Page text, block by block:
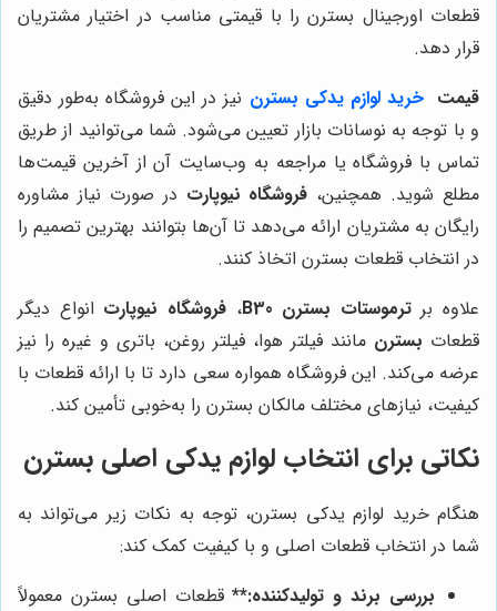
قطعات اورجینال بسترن را با قیمتی مناسب در اختیار مشتریان
قرار دهد.
قیمت خرید لوازم یدکی بسترن نیز در این فروشگاه به‌طور دقیق
و با توجه به نوسانات بازار تعیین می‌شود. شما می‌توانید از طریق
تماس با فروشگاه یا مراجعه به وب‌سایت آن از آخرین قیمت‌ها
مطلع شوید. همچنین، فروشگاه نیوپارت در صورت نیاز مشاوره
رایگان به مشتریان ارائه می‌دهد تا آن‌ها بتوانند بهترین تصمیم را
در انتخاب قطعات بسترن اتخاذ کنند.
علاوه برترموستات بسترن B30 ،فروشگاه نیوپارت انواع دیگر
قطعات بسترن مانند فیلتر هوا، فیلتر روغن، باتری و غیره را نیز
عرضه می‌کند. این فروشگاه همواره سعی دارد تا با ارائه قطعات با
کیفیت، نیازهای مختلف مالکان بسترن را به‌خوبی تأمین کند.
نکاتی برای انتخاب لوازم یدکی اصلی بسترن
هنگام خرید لوازم یدکی بسترن، توجه به نکات زیر می‌تواند به
شما در انتخاب قطعات اصلی و با کیفیت کمک کند:
بررسی برند و تولیدکننده:**قطعات اصلی بسترن معمولاً